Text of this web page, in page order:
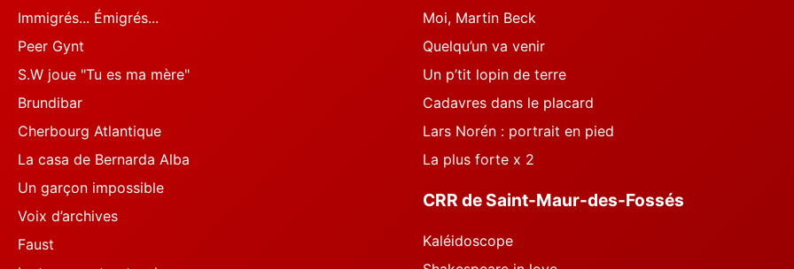
Immigrés... Émigrés...
Peer Gynt
S.W joue "Tu es ma mère"
Brundibar
Cherbourg Atlantique
La casa de Bernarda Alba
Un garçon impossible
Voix d’archives
Faust
Moi, Martin Beck
Quelqu’un va venir
Un p’tit lopin de terre
Cadavres dans le placard
Lars Norén : portrait en pied
La plus forte x 2
CRR de Saint-Maur-des-Fossés
Kaléidoscope